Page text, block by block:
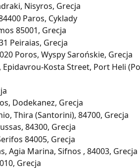
Nisyros, Grecja
Paros, Cyklady
85001, Grecja
Peiraias, Grecja
Poros, Wyspy Sarońskie, Grecja
Kosta Street, Port Heli
Dodekanez, Grecja
Thira (Santorini), 84700, Grecja
84300, Grecja
84005, Grecja
Agia Marina, Sifnos , 84003, Grecja
Grecja